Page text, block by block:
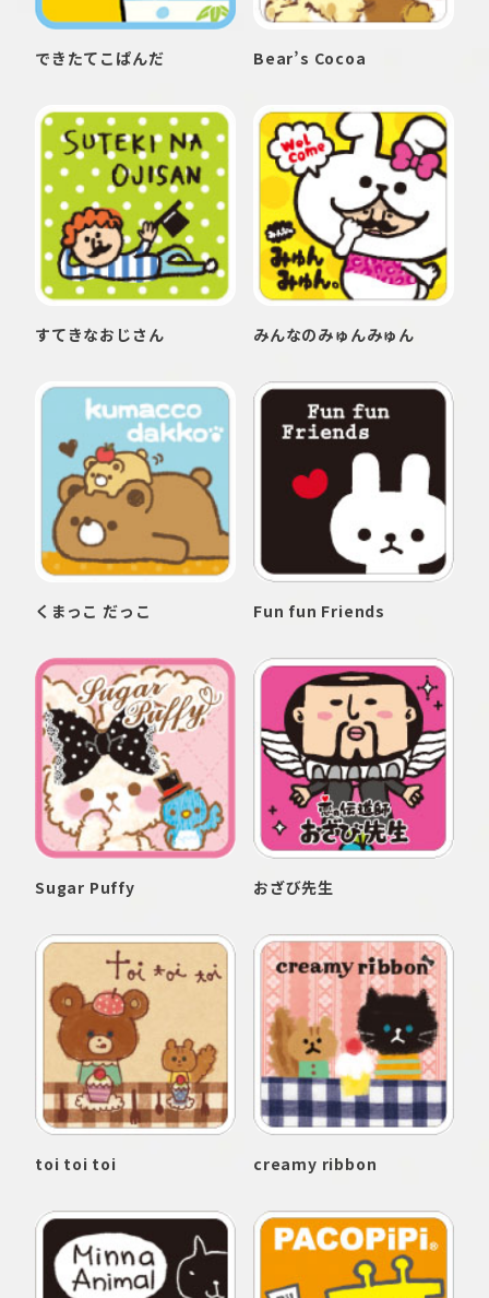
できたてこぱんだ Bear’s Cocoa
すてきなおじさん みんなのみゅんみゅん
くまっこ だっこ Fun fun Friends
Sugar Puffy おざび先生
toi toi toi creamy ribbon